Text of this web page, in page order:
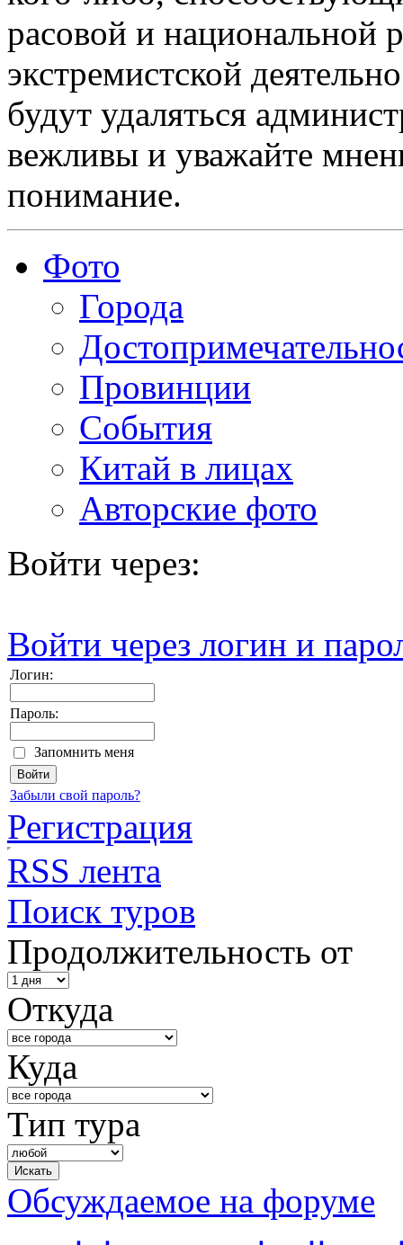
расовой и национальной
экстремистской
будут удаляться
вежливы и уважайте
понимание.
Фото
Города
Провинции
События
Китай в лицах
Авторские фото
Войти через:
Войти через логин и
Логин:
Пароль:
Запомнить меня
Забыли свой пароль?
Регистрация
RSS лента
Поиск туров
Продолжительность от
Откуда
Куда
Тип тура
Обсуждаемое на форуме